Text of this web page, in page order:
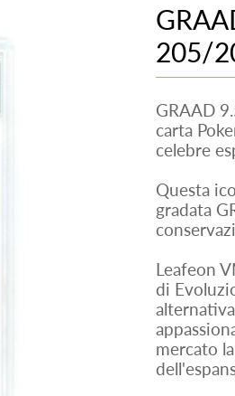
205/
GRAAD
carta
celebre
Questa
gradata
Leafeon
di
mercato